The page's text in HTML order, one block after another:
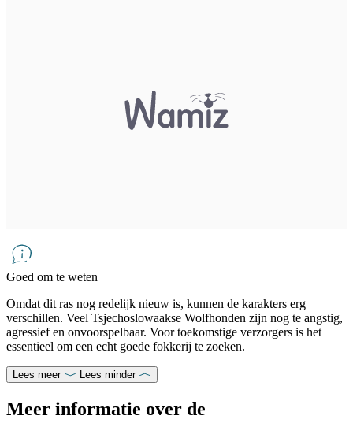
Goed om te weten
Omdat dit ras nog redelijk nieuw is, kunnen de karakters erg
verschillen. Veel Tsjechoslowaakse Wolfhonden zijn nog te angstig,
agressief en onvoorspelbaar. Voor toekomstige verzorgers is het
essentieel om een echt goede fokkerij te zoeken.
Lees meer Lees minder
Meer informatie over de